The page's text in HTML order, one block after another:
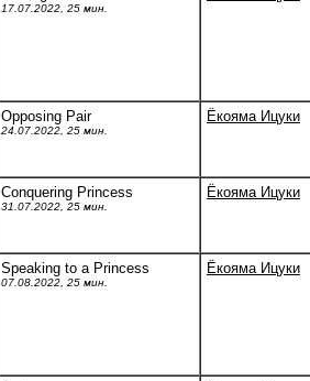
17.07.2022, 25 мин.
Opposing Pair
24.07.2022, 25 мин.
Ёкояма Ицуки
Conquering Princess
31.07.2022, 25 мин.
Ёкояма Ицуки
Speaking to a Princess
07.08.2022, 25 мин.
Ёкояма Ицуки